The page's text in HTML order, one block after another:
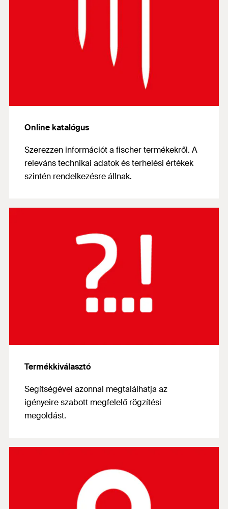
Online katalógus
Szerezzen információt a fischer termékekről. A
releváns technikai adatok és terhelési értékek
szintén rendelkezésre állnak.
Termékkiválasztó
Segítségével azonnal megtalálhatja az
igényeire szabott megfelelő rögzítési
megoldást.